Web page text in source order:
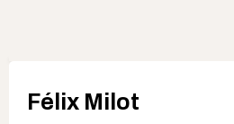
Félix Milot